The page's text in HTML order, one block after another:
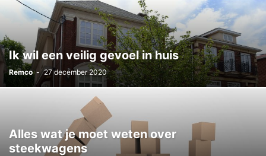
Ik wil een veilig gevoel in huis
Remco - 27 december 2020
Alles wat je moet weten over
steekwagens